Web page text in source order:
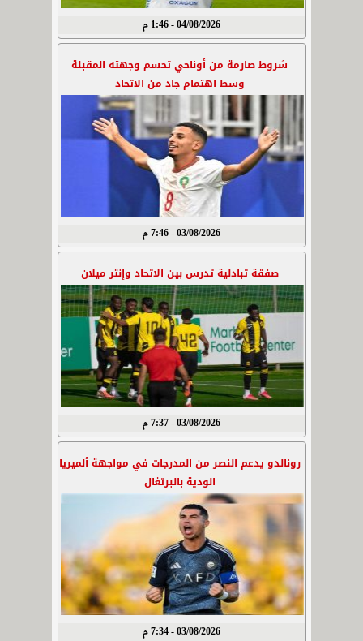
04/08/2026 - 1:46 م
شروط صارمة من أوناحي تحسم وجهته المقبلة
وسط اهتمام جاد من الاتحاد
03/08/2026 - 7:46 م
صفقة تبادلية تدرس بين الاتحاد وإنتر ميلان
03/08/2026 - 7:37 م
رونالدو يدعم النصر من المدرجات في مواجهة ألميريا
الودية بالبرتغال
03/08/2026 - 7:34 م